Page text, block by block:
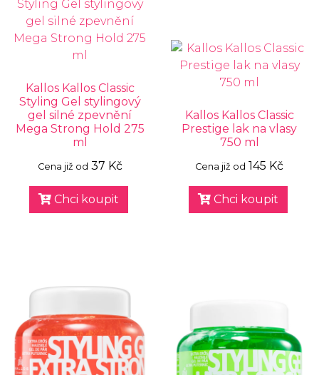
Kallos Kallos Classic
Styling Gel stylingový
gel silné zpevnění
Mega Strong Hold 275
ml
Cena již od 37 Kč
Chci koupit
Kallos Kallos Classic
Prestige lak na vlasy
750 ml
Cena již od 145 Kč
Chci koupit